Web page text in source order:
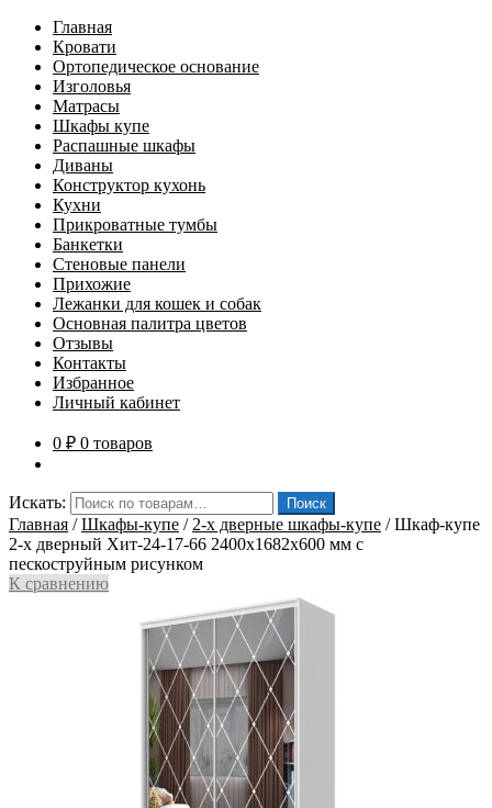
Главная
Кровати
Ортопедическое основание
Изголовья
Матрасы
Шкафы купе
Распашные шкафы
Диваны
Конструктор кухонь
Кухни
Прикроватные тумбы
Банкетки
Стеновые панели
Прихожие
Лежанки для кошек и собак
Основная палитра цветов
Отзывы
Контакты
Избранное
Личный кабинет
0 ₽ 0 товаров
Искать: Поиск
Главная /Шкафы-купе / 2-х дверные шкафы-купе /Шкаф-купе
2-х дверный Хит-24-17-66 2400x1682x600 мм с
пескоструйным рисунком
К сравнению